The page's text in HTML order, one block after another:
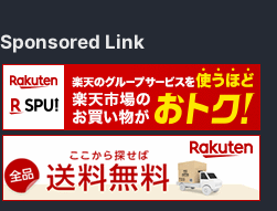
Sponsored Link